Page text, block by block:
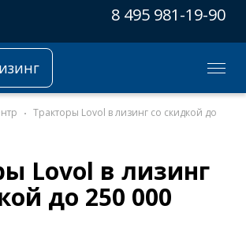
8 495 981-19-90
Тракторы Lovol в лизинг со скидкой до
Lovol в лизинг
до 250 000